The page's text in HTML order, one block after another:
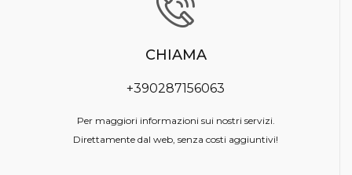
CHIAMA
+390287156063
Per maggiori informazioni sui nostri servizi.
Direttamente dal web, senza costi aggiuntivi!